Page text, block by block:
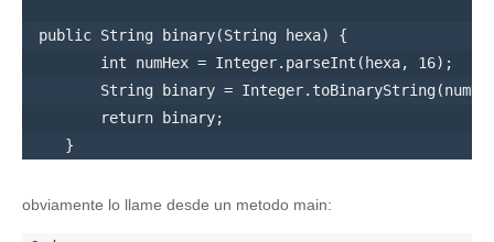
public String binary(String hexa) {
        int numHex = Integer.parseInt(hexa, 16);
String binary =
        return binary;
obviamente lo llame desde un metodo main: